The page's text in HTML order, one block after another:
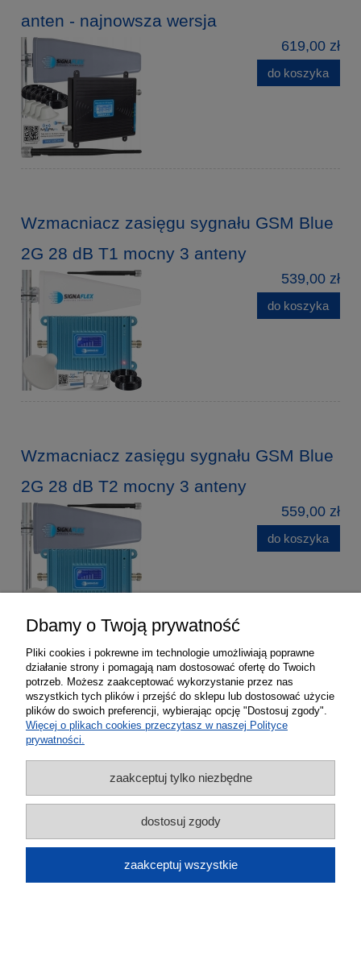
anten - najnowsza wersja
619,00 zł
do koszyka
Wzmacniacz zasięgu sygnału GSM Blue
2G 28 dB T1 mocny 3 anteny
539,00 zł
do koszyka
Wzmacniacz zasięgu sygnału GSM Blue
2G 28 dB T2 mocny 3 anteny
559,00 zł
do koszyka
Wzmacniacz sygnału zasięgu GSM
internetu 4G LTE 65 dB T2 mocny anteny
10 m
do koszyka
Dbamy o Twoją prywatność
Pliki cookies i pokrewne im technologie umożliwiają poprawne
działanie strony i pomagają nam dostosować ofertę do Twoich
potrzeb. Możesz zaakceptować wykorzystanie przez nas
wszystkich tych plików i przejść do sklepu lub dostosować użycie
plików do swoich preferencji, wybierając opcję "Dostosuj zgody".
Więcej o plikach cookies przeczytasz w naszej Polityce
prywatności.
zaakceptuj tylko niezbędne
dostosuj zgody
zaakceptuj wszystkie